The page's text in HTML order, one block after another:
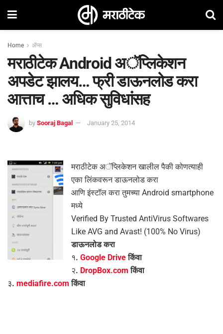
Home ॲप्स
मराठीटेक Android अॅप्लिकेशन
अपडेट झालय… फ्री डाऊनलोड करा
आत्ताच … अधिक सुविधांसह
by Sooraj Bagal January 25, 2014
मराठीटेक अॅप्लिकेशन खालील पैकी कोणत्याही
एका लिंकवरून डाऊनलोड करा
आणि इंस्टॉल करा तुमच्या Android smartphone
मध्ये
Verified By Trusted AntiVirus Softwares
Like AVG and Avast! (100% No Virus)
डाऊनलोड करा
१. Google Driveकिंवा
२. DropBox.com किंवा
३. mediafire.com किंवा